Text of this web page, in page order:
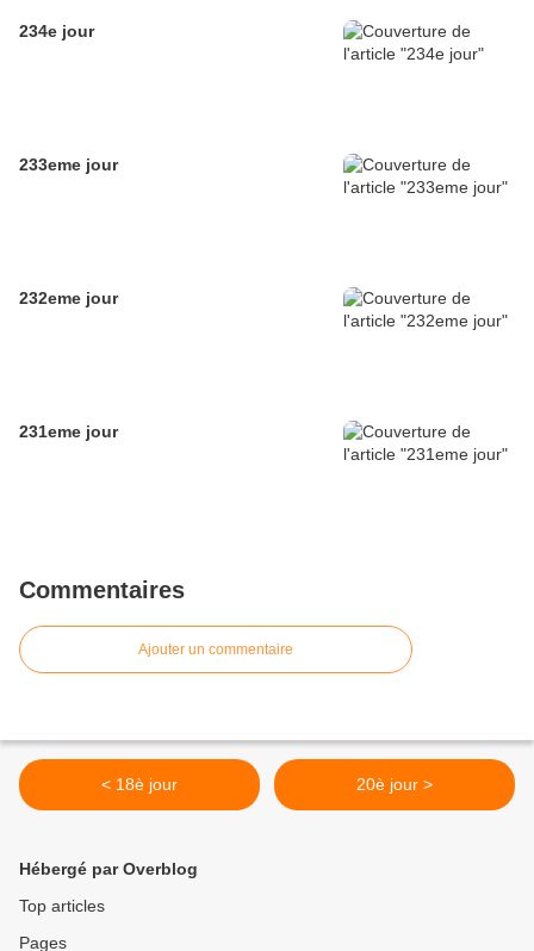
234e jour
233eme jour
232eme jour
231eme jour
Commentaires
Ajouter un commentaire
< 18è jour 20è jour >
Hébergé par Overblog
Top articles
Pages